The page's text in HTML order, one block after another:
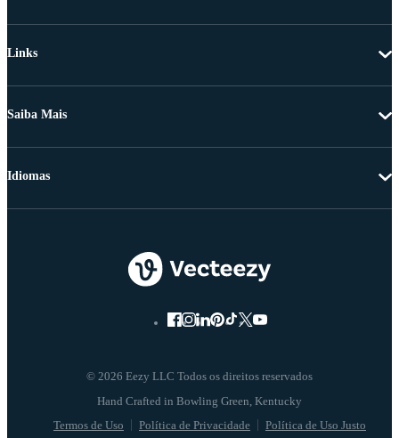
Links
Saiba Mais
© 2026 Eezy LLC Todos os direitos reservados
Termos de Uso Política de Privacidade Política de Uso Justo
Idiomas